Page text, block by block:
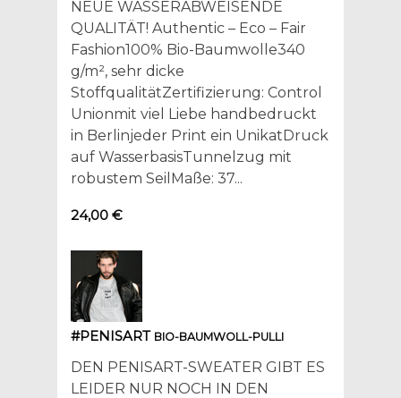
NEUE WASSERABWEISENDE
QUALITÄT! Authentic – Eco – Fair
Fashion100% Bio-Baumwolle340
g/m², sehr dicke
StoffqualitätZertifizierung: Control
Unionmit viel Liebe handbedruckt
in Berlinjeder Print ein UnikatDruck
auf WasserbasisTunnelzug mit
robustem SeilMaße: 37...
24,00 €
#PENISART BIO-BAUMWOLL-PULLI
DEN PENISART-SWEATER GIBT ES
LEIDER NUR NOCH IN DEN